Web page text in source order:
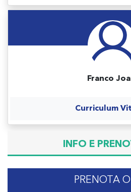
Franco
Curriculum
INFO E
PRENOTA